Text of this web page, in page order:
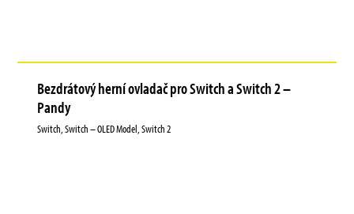
Bezdrátový herní ovladač pro Switch a Switch 2 –
Pandy
Switch, Switch – OLED Model, Switch 2